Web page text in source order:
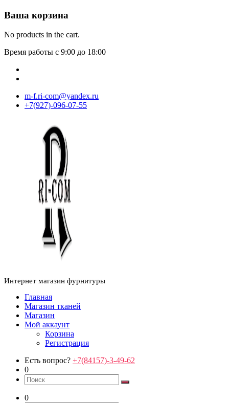
Ваша корзина
No products in the cart.
Время работы с 9:00 до 18:00
m-f.ri-com@yandex.ru
+7(927)-096-07-55
Интернет магазин фурнитуры
Главная
Магазин тканей
Магазин
Мой аккаунт
Корзина
Регистрация
Есть вопрос? +7(84157)-3-49-62
0
0